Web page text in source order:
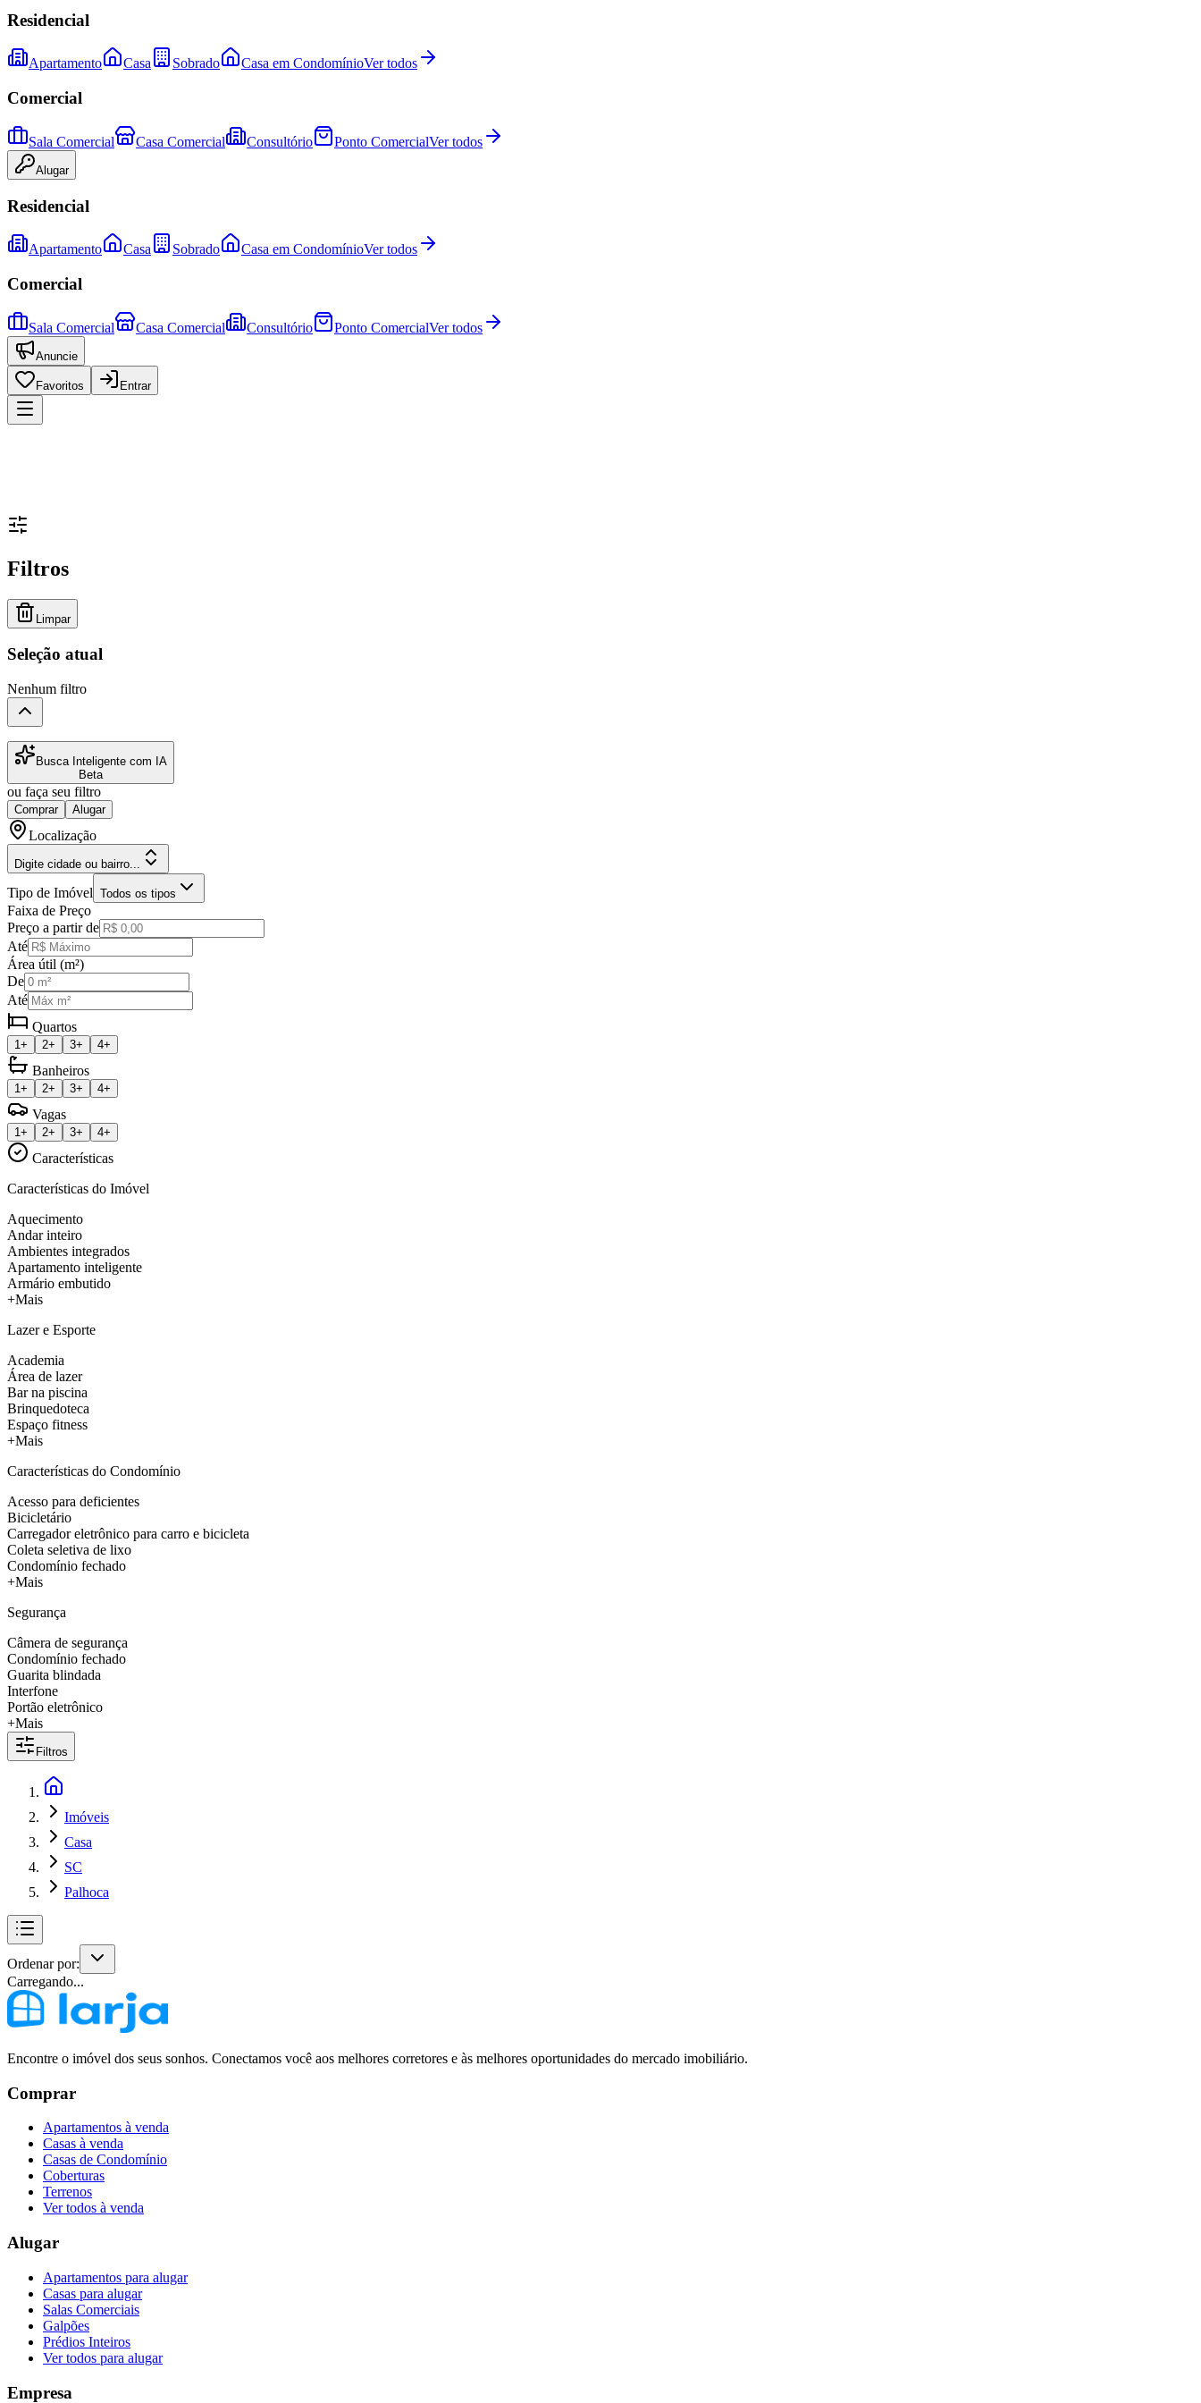
Residencial
Apartamento Casa Sobrado Casa em CondomínioVer todos
Comercial
Sala Comercial Casa Comercial Consultório Ponto ComercialVer todos
Alugar
Residencial
Apartamento Casa Sobrado Casa em CondomínioVer todos
Comercial
Sala Comercial Casa Comercial Consultório Ponto ComercialVer todos
Anuncie
Favoritos Entrar
Filtros
Limpar
Seleção atual
Nenhum filtro
Busca Inteligente com IA
Beta
ou faça seu filtro
Comprar Alugar
Localização
Digite cidade ou bairro...
Tipo de Imóvel Todos os tipos
Faixa de Preço
Preço a partir de
Até
Área útil (m²)
De
Até
Quartos
1+ 2+ 3+ 4+
Banheiros
1+ 2+ 3+ 4+
Vagas
1+ 2+ 3+ 4+
Características
Características do Imóvel
Aquecimento
Andar inteiro
Ambientes integrados
Apartamento inteligente
Armário embutido
+Mais
Lazer e Esporte
Academia
Área de lazer
Bar na piscina
Brinquedoteca
Espaço fitness
+Mais
Características do Condomínio
Acesso para deficientes
Bicicletário
Carregador eletrônico para carro e bicicleta
Coleta seletiva de lixo
Condomínio fechado
+Mais
Segurança
Câmera de segurança
Condomínio fechado
Guarita blindada
Interfone
Portão eletrônico
+Mais
Filtros
Imóveis
Casa
SC
Palhoca
Ordenar por:
Carregando...
Encontre o imóvel dos seus sonhos. Conectamos você aos melhores corretores e às melhores oportunidades do mercado imobiliário.
Comprar
Apartamentos à venda
Casas à venda
Casas de Condomínio
Coberturas
Terrenos
Ver todos à venda
Alugar
Apartamentos para alugar
Casas para alugar
Salas Comerciais
Galpões
Prédios Inteiros
Ver todos para alugar
Empresa